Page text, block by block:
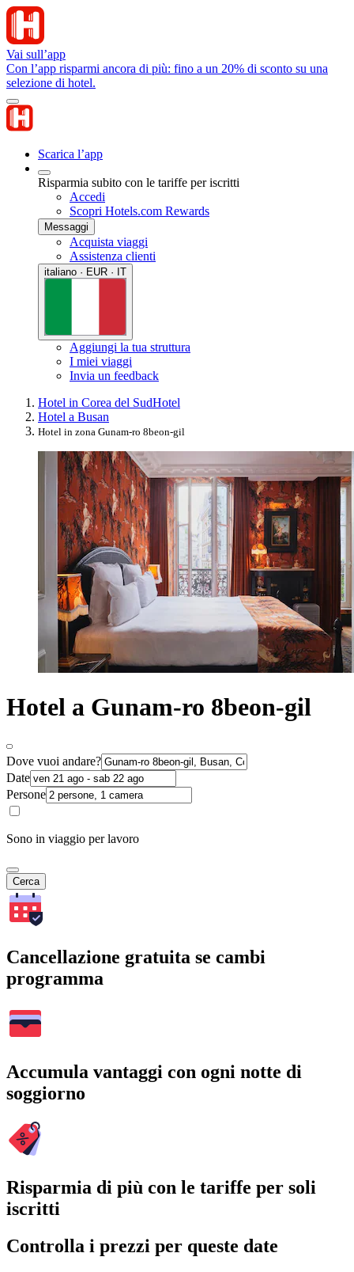
Vai sull’app
Con l’app risparmi ancora di più: fino a un 20% di sconto su una
selezione di hotel.
Scarica l’app
Risparmia subito con le tariffe per iscritti
Accedi
Scopri Hotels.com Rewards
Messaggi
Acquista viaggi
Assistenza clienti
italiano · EUR · IT
Aggiungi la tua struttura
I miei viaggi
Invia un feedback
Hotel in Corea del SudHotel
Hotel a Busan
Hotel in zona Gunam-ro 8beon-gil
Hotel a Gunam-ro 8beon-gil
Dove vuoi andare?
Date
Persone
Sono in viaggio per lavoro
Cerca
Cancellazione gratuita se cambi
programma
Accumula vantaggi con ogni notte di
soggiorno
Risparmia di più con le tariffe per soli
iscritti
Controlla i prezzi per queste date